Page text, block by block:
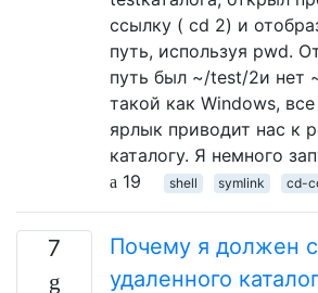
ссылку ( cd 2) и
путь, используя pwd.
путь был ~/test/2и нет
такой как Windows,
ярлык приводит нас к
каталогу. Я немного
19
shell symlink cd-
7
Почему я должен
удаленного